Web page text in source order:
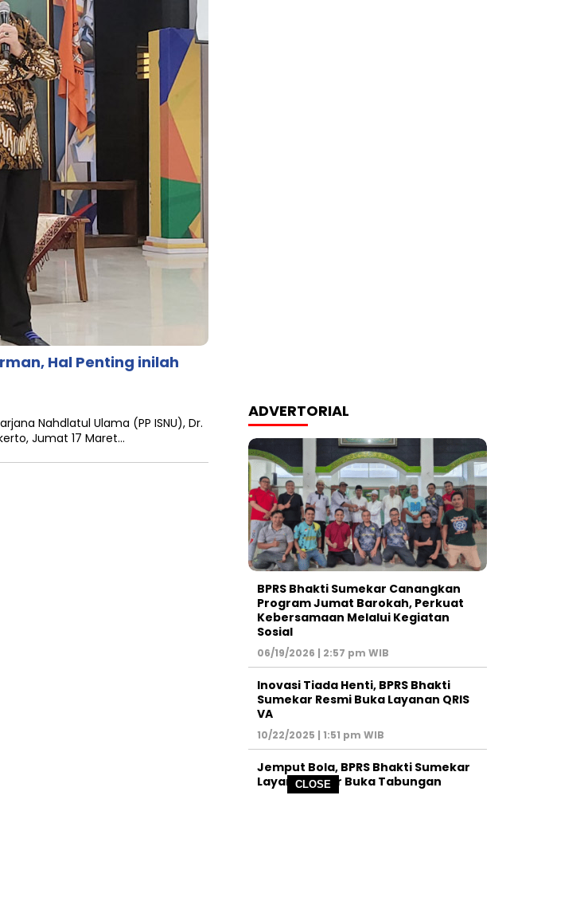
CLOSE
Hal Penting inilah
Nahdlatul Ulama (PP ISNU), Dr.
Jumat 17 Maret…
ADVERTORIAL
BPRS Bhakti Sumekar Canangkan
Program Jumat Barokah, Perkuat
Kebersamaan Melalui Kegiatan
Sosial
06/19/2026 | 2:57 pm WIB
Inovasi Tiada Henti, BPRS Bhakti
Sumekar Resmi Buka Layanan QRIS
VA
10/22/2025 | 1:51 pm WIB
Jemput Bola, BPRS Bhakti Sumekar
Layani Pelajar Buka Tabungan